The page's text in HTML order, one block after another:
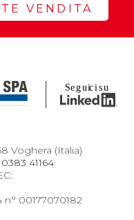
VENDITA
Voghera (Italia)
41164
n° 00177070182